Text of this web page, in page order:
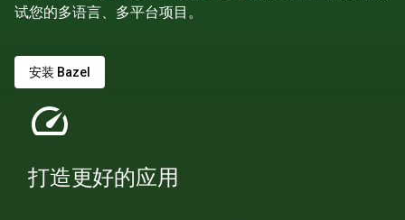
试您的多语言、多平台项目。
安装 Bazel
speed
打造更好的应用